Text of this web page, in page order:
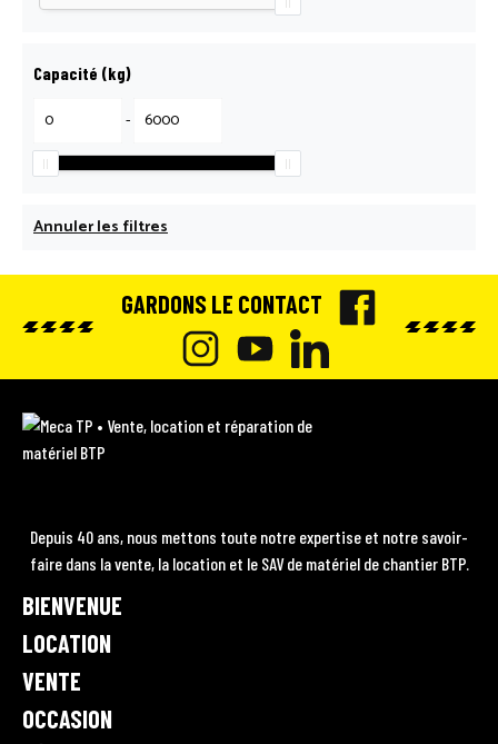
Capacité (kg)
-
Annuler les filtres
GARDONS LE CONTACT
A
O
O
I
N
A
G
Y
O
U
B
L
I
E
D
M
e
V
e
t
e
Depuis 40 ans, nous mettons toute notre expertise et notre savoir-
faire dans la vente, la location et le SAV de matériel de chantier BTP.
BIENVENUE
LOCATION
VENTE
OCCASION